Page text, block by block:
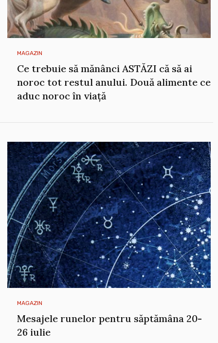
MAGAZIN
Ce trebuie să mănânci ASTĂZI că să ai
noroc tot restul anului. Două alimente ce
aduc noroc în viață
MAGAZIN
Mesajele runelor pentru săptămâna 20-
26 iulie